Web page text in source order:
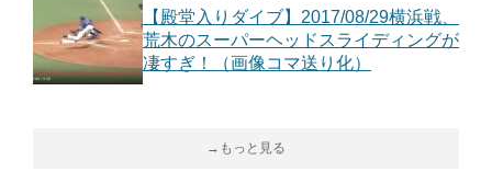
【殿堂入りダイブ】2017/08/29横浜戦、
荒木のスーパーヘッドスライディングが
凄すぎ！（画像コマ送り化）
→もっと見る